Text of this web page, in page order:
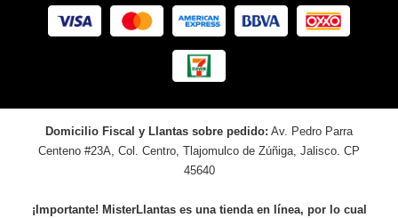
Domicilio Fiscal y Llantas sobre pedido: Av. Pedro Parra
Centeno #23A, Col. Centro, Tlajomulco de Zúñiga, Jalisco. CP
45640
¡Importante! MisterLlantas es una tienda en línea, por lo cual